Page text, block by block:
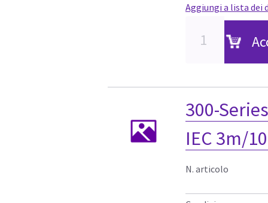
Aggiungi a lista dei
300-
IEC 3m/
N. articolo